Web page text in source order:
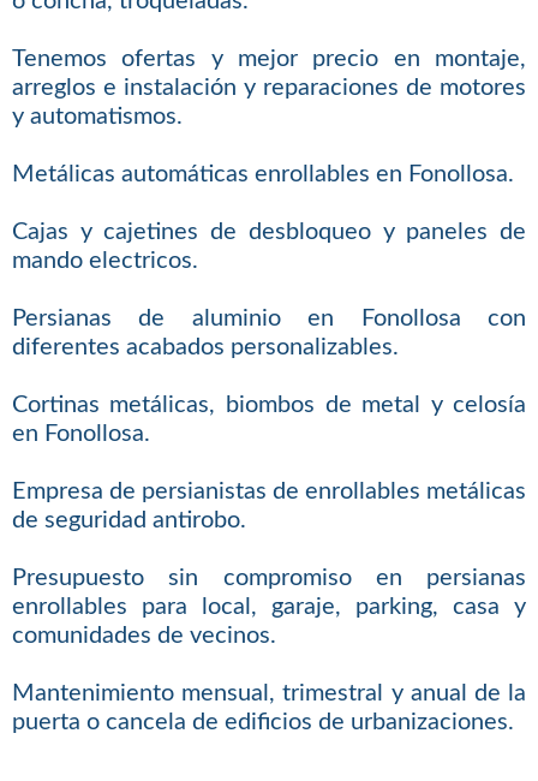
Tenemos ofertas y mejor precio en montaje,
arreglos e instalación y reparaciones de motores
y automatismos.
Metálicas automáticas enrollables en Fonollosa.
Cajas y cajetines de desbloqueo y paneles de
mando electricos.
Persianas de aluminio en Fonollosa con
diferentes acabados personalizables.
Cortinas metálicas, biombos de metal y celosía
en Fonollosa.
Empresa de persianistas de enrollables metálicas
de seguridad antirobo.
Presupuesto sin compromiso en persianas
enrollables para local, garaje, parking, casa y
comunidades de vecinos.
Mantenimiento mensual, trimestral y anual de la
puerta o cancela de edificios de urbanizaciones.